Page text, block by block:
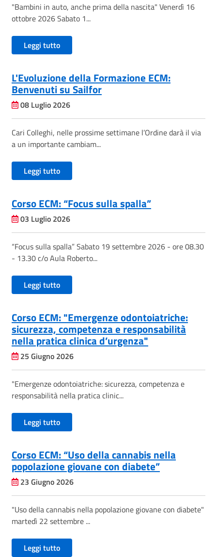
"Bambini in auto, anche prima della nascita" Venerdì 16
ottobre 2026 Sabato 1...
Leggi tutto
L'Evoluzione della Formazione ECM:
Benvenuti su Sailfor
08 Luglio 2026
Cari Colleghi, nelle prossime settimane l’Ordine darà il via
a un importante cambiam...
Leggi tutto
Corso ECM: “Focus sulla spalla”
03 Luglio 2026
“Focus sulla spalla” Sabato 19 settembre 2026 - ore 08.30
- 13.30 c/o Aula Roberto...
Leggi tutto
Corso ECM: "Emergenze odontoiatriche:
sicurezza, competenza e responsabilità
nella pratica clinica d’urgenza"
25 Giugno 2026
"Emergenze odontoiatriche: sicurezza, competenza e
responsabilità nella pratica clinic...
Leggi tutto
Corso ECM: “Uso della cannabis nella
popolazione giovane con diabete”
23 Giugno 2026
"Uso della cannabis nella popolazione giovane con diabete"
martedì 22 settembre ...
Leggi tutto